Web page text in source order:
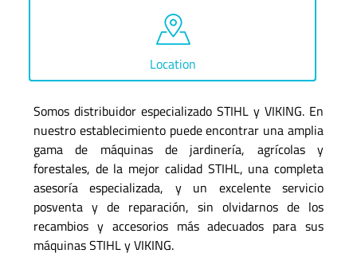
Location
Somos distribuidor especializado STIHL y VIKING. En
nuestro establecimiento puede encontrar una amplia
gama de máquinas de jardinería, agrícolas y
forestales, de la mejor calidad STIHL, una completa
asesoría especializada, y un excelente servicio
posventa y de reparación, sin olvidarnos de los
recambios y accesorios más adecuados para sus
máquinas STIHL y VIKING.